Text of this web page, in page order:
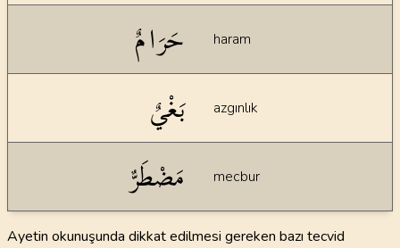
حَرَامٌ haram
بَغْيٌ azgınlık
مَضْطَرٌّ mecbur
Ayetin okunuşunda dikkat edilmesi gereken bazı tecvid